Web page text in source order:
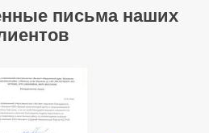
письма наших